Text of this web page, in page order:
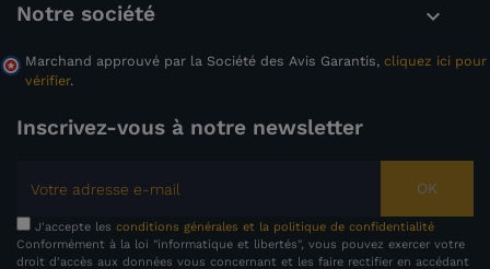
Notre société 
Marchand approuvé par la Société des Avis Garantis, cliquez ici pour
vérifier.
Inscrivez-vous à notre newsletter
OK
J'accepte les conditions générales et la politique de confidentialité
Conformément à la loi "informatique et libertés", vous pouvez exercer votre
droit d'accès aux données vous concernant et les faire rectifier en accédant